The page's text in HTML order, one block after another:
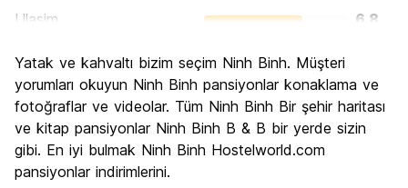
Ulasim
6.8
Kültür
7.7
Gece hayatı
4.3
Ekonomik
8.5
Yatak ve kahvaltı bizim seçim Ninh Binh. Müşteri
yorumları okuyun Ninh Binh pansiyonlar konaklama ve
fotoğraflar ve videolar. Tüm Ninh Binh Bir şehir haritası
ve kitap pansiyonlar Ninh Binh B & B bir yerde sizin
gibi. En iyi bulmak Ninh Binh Hostelworld.com
pansiyonlar indirimlerini.